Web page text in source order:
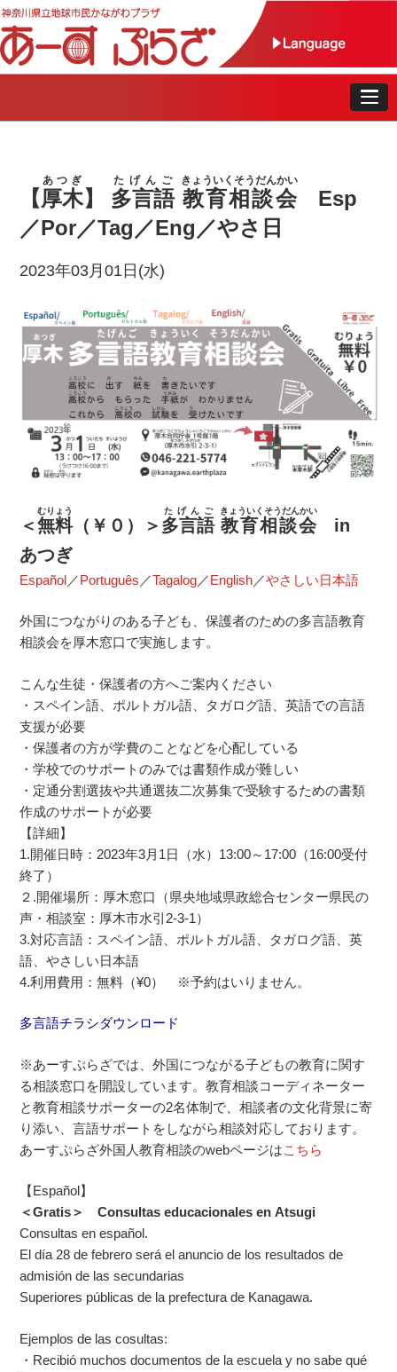
【厚木
あつぎ
】 多言語
たげんご
教育相談会
きょういくそうだんかい
Esp
／Por／Tag／Eng／やさ日
2023年03月01日(水)
＜無料
むりょう
（￥０）＞ 多言語
たげんご
教育相談会
きょういくそうだんかい
in
あつぎ
Español／Português ／Tagalog／English／やさしい日本語
外国につながりのある子ども、保護者のための多言語教育
相談会を厚木窓口で実施します。
こんな生徒・保護者の方へご案内ください
・スペイン語、ポルトガル語、タガログ語、英語での言語
支援が必要
・保護者の方が学費のことなどを心配している
・学校でのサポートのみでは書類作成が難しい
・定通分割選抜や共通選抜二次募集で受験するための書類
作成のサポートが必要
【詳細】
1.開催日時：2023年3月1日（水）13:00～17:00（16:00受付
終了）
２.開催場所：厚木窓口（県央地域県政総合センター県民の
声・相談室：厚木市水引2-3-1）
3.対応言語：スペイン語、ポルトガル語、タガログ語、英
語、やさしい日本語
4.利用費用：無料（¥0） ※予約はいりません。
多言語チラシダウンロード
※あーすぷらざでは、外国につながる子どもの教育に関す
る相談窓口を開設しています。教育相談コーディネーター
と教育相談サポーターの2名体制で、相談者の文化背景に寄
り添い、言語サポートをしながら相談対応しております。
あーすぷらざ外国人教育相談のwebページはこちら
【Español】
＜Gratis＞ Consultas educacionales en Atsugi
Consultas en español.
El día 28 de febrero será el anuncio de los resultados de
admisión de las secundarias
Superiores públicas de la prefectura de Kanagawa.
Ejemplos de las cosultas:
・Recibió muchos documentos de la escuela y no sabe qué